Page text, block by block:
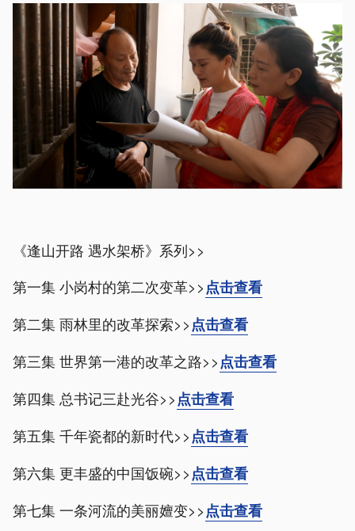
《逢山开路 遇水架桥》系列>>
第一集 小岗村的第二次变革>>点击查看
第二集 雨林里的改革探索>>点击查看
第三集 世界第一港的改革之路>>点击查看
第四集 总书记三赴光谷>>点击查看
第五集 千年瓷都的新时代>>点击查看
第六集 更丰盛的中国饭碗>>点击查看
第七集 一条河流的美丽嬗变>>点击查看